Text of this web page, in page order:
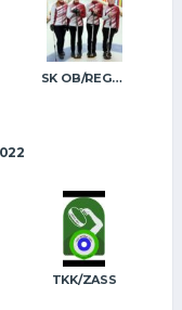
SK OB/REGŽA (JUN)
TKK/ZASS